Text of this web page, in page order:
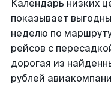
Календарь низких
показывает
неделю по
рейсов с
дорогая из
рублей